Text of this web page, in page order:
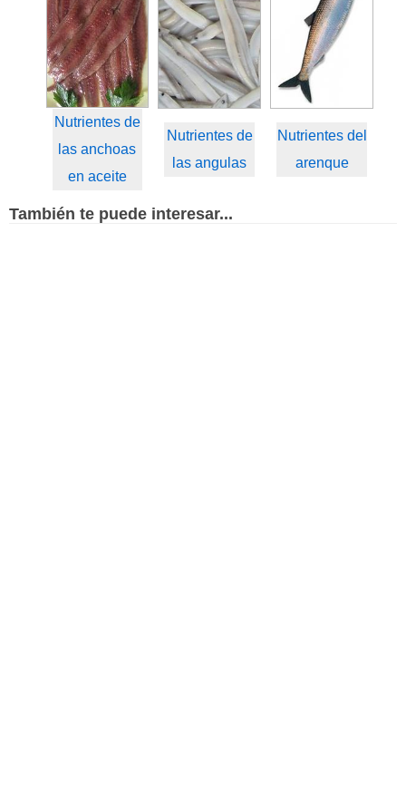
Nutrientes de
las anchoas
en aceite
Nutrientes de
las angulas
Nutrientes del
arenque
También te puede interesar...